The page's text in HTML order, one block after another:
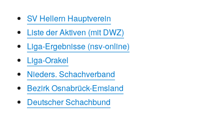
SV Hellern Hauptverein
Liste der Aktiven (mit DWZ)
Liga-Ergebnisse (nsv-online)
Liga-Orakel
Nieders. Schachverband
Bezirk Osnabrück-Emsland
Deutscher Schachbund